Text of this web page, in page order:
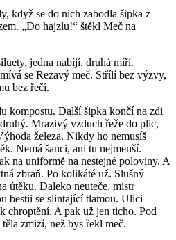
když se do nich zabodla šipka z
„Do hajzlu!“ štěkl Meč na
jedna nabíjí, druhá míří.
se Rezavý meč. Střílí bez výzvy,
bez řečí.
kompostu. Další šipka končí na zdi
Mrazivý vzduch řeže do plic,
železa. Nikdy ho nemusíš
Nemá šanci, ani tu nejmenší.
na uniformě na nestejné poloviny. A
zbraň. Po kolikáté už. Slušný
útěku. Daleko neuteče, mistr
bestii se slintající tlamou. Ulici
chroptění. A pak už jen ticho. Pod
zmizí, než bys řekl meč.